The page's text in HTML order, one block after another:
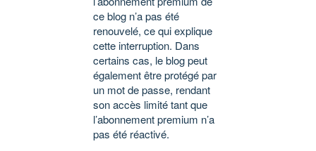
ce blog n’a pas été
renouvelé, ce qui explique
cette interruption. Dans
certains cas, le blog peut
également être protégé par
un mot de passe, rendant
son accès limité tant que
l’abonnement premium n’a
pas été réactivé.